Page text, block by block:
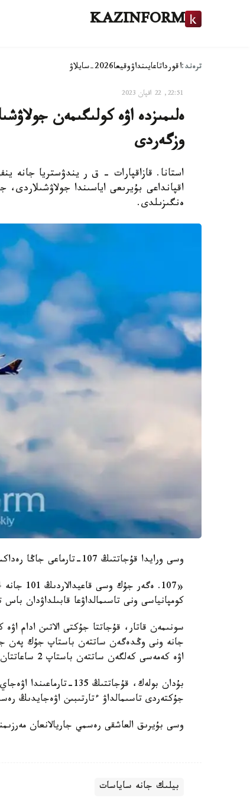
KAZINFORM
ترەند:اقورداتاعايىنداۋوقيعا2026-سايلاۋ
22:51, 22 اقپان 2023
ەلىمىزدە اۋە كولىگىمەن
وزگەردى
اقپانداعى بۇيرىعى اياسىندا
ەنگىزىلدى.
وسى ورايدا قۇجاتتىڭ 107-تارماعى جاڭا رەداكسيادا جازىلدى، دەپ حابارلايدى قازاقپارات ءتىلشىسى.
كومپانياسى ونى تاسىمالداۋعا قابىلداۋدان
سونىمەن قاتار، قۇجاتتا جۇكتى الاتىن ادام
جانە ونى وڭدەگەن ساتتەن باستاپ جۇك پەن
اۋە كەمەسى كەلگەن ساتتەن باستاپ 2 ساعاتتان كەشىكتىرىلمەي جۇرگىزىلەدى.
بۇدان بولەك، قۇجاتتىڭ
جۇكتەردى تاسىمالداۋ ءتارتىبىن اۋەجايدىڭ
وسى بۇيرىق العاشقى رەسمي جاريالانعان
بيلىك جانە ساياسات